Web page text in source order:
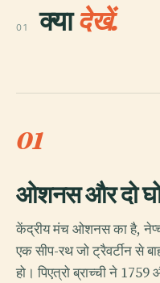
01 क्यादेखें.
01
ओशनस और दो
केंद्रीय मंच ओशनस का है,
एक सीप-रथ जो ट्रैवर्टीन से
हो। पिएत्रो ब्राच्ची ने